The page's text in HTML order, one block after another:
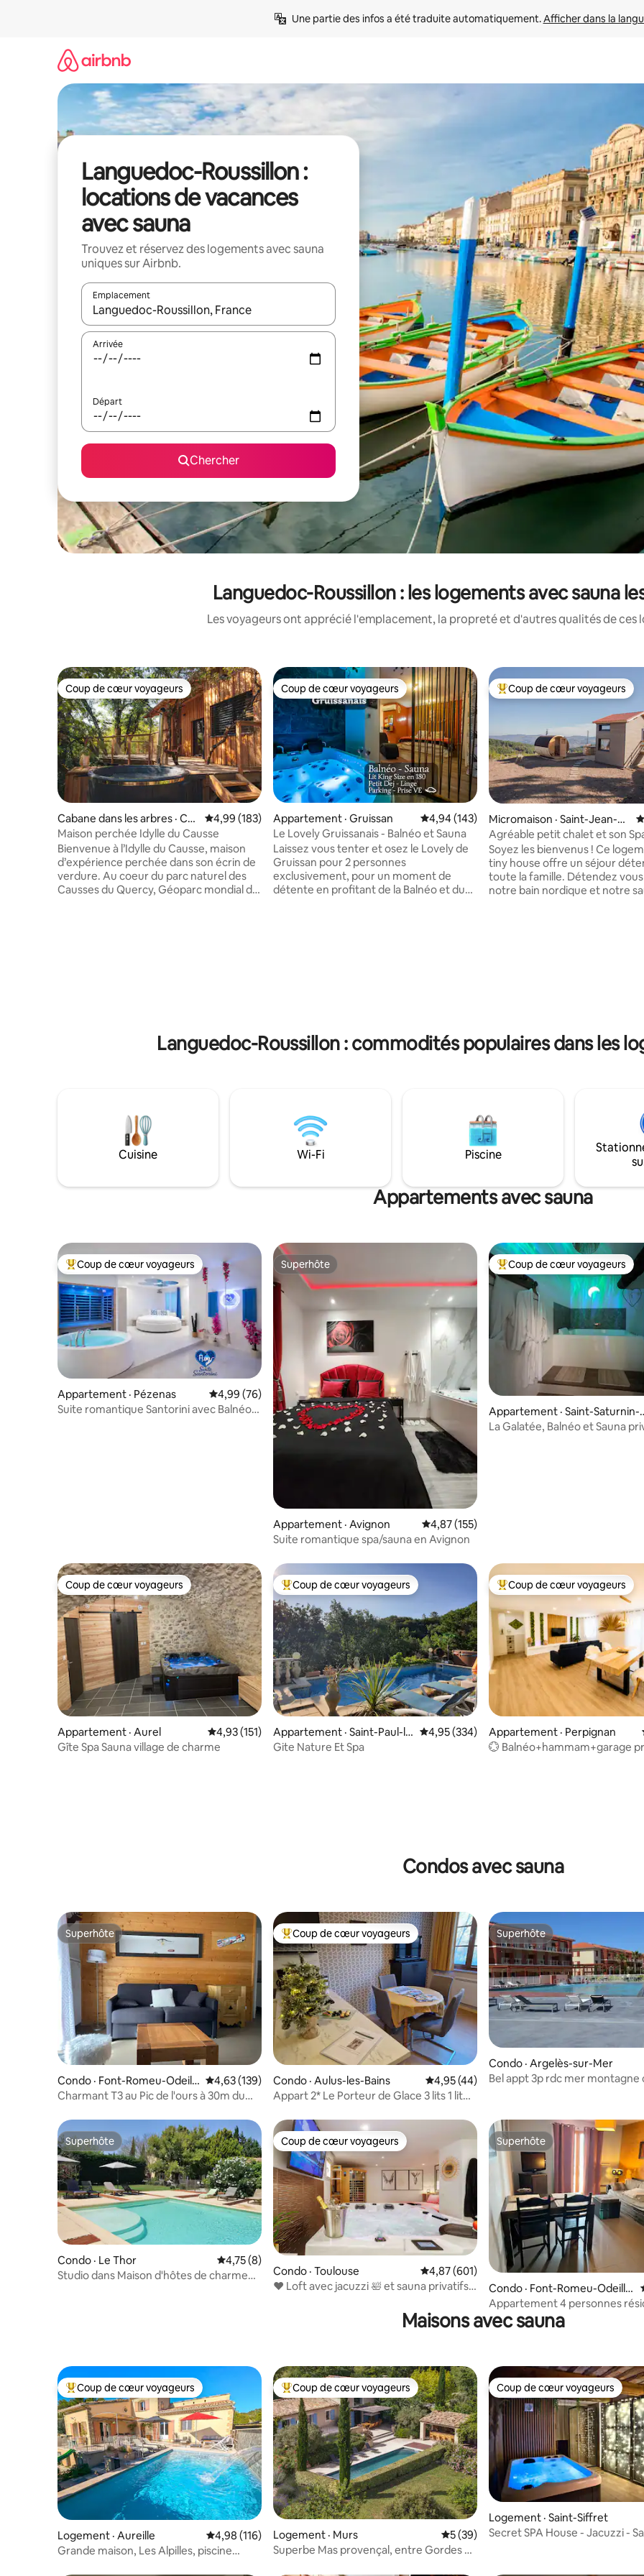
Une partie des infos a été traduite automatiquement. Afficher dans la
Languedoc-Roussillon :
locations de vacances
avec sauna
Trouvez et réservez des logements avec sauna
uniques sur Airbnb.
Emplacement
Quand les résultats sont affichés, parcourez-les en utilisant les flèches vers le haut et vers le bas, ou en appuyant
Arrivée
Départ
Chercher
Languedoc-Roussillon : les logements avec sauna
Les voyageurs ont apprécié l'emplacement, la propreté et d'autres qualités de ces
Coup de cœur voyageurs
Coup de cœur voyageurs
Cabane dans les arbres · Cé
nevières
Note moyenne de 4,99 sur 5, 183 commentaires
4,99 (183)
Maison perchée Idylle du Causse
Bienvenue à l’Idylle du Causse, maison
d’expérience perchée dans son écrin de
verdure. Au coeur du parc naturel des
Causses du Quercy, Géoparc mondial de
Coup de cœur voyageurs
Coup de cœur voyageurs
Appartement · Gruissan Note moyenne de 4,94 sur 5, 143
4,94 (143)
Le Lovely Gruissanais - Balnéo et Sauna
Laissez vous tenter et osez le Lovely de
Gruissan pour 2 personnes
exclusivement, pour un moment de
détente en profitant de la Balnéo et du
Coup de cœur voyageurs
Coup de cœur voyageurs
Micromaison · Saint-Jean-Ro
ure
Agréable petit chalet et son
magnifique
Soyez les bienvenus ! Ce
tiny house offre un séjour détente pour
toute la famille. Détendez
notre bain nordique et notre
Languedoc-Roussillon : commodités populaires dans les
Cuisine Wi-Fi Piscine
Appartements avec sauna
Coup de cœur voyageurs parmi les plus aimés
Coup de cœur voyageurs
Appartement · Pézenas Note moyenne de 4,99 sur 5, 76 commentaires
4,99 (76)
Suite romantique Santorini avec Balnéo
Superhôte
Superhôte
Appartement · Avignon Note moyenne de 4,87 sur 5, 155
4,87 (155)
Suite romantique spa/sauna en Avignon
Coup de cœur voyageurs
Coup de cœur voyageurs
Appartement · Saint-Saturnin-l
ès-Avignon
La Galatée, Balnéo et Sauna
Coup de cœur voyageurs
Coup de cœur voyageurs
Appartement · Aurel Note moyenne de 4,93 sur 5, 151 commentaires
4,93 (151)
Gîte Spa Sauna village de charme
Coup de cœur voyageurs parmi les plus aimés
Coup de cœur voyageurs
Appartement · Saint-Paul-la
-Coste
Note moyenne de 4,95 sur 5, 334
4,95 (334)
Gite Nature Et Spa
Coup de cœur voyageurs
Coup de cœur voyageurs
Appartement · Perpignan
💮 Balnéo+hammam+garage
Condos avec sauna
Superhôte
Superhôte
Condo · Font-Romeu-Odeill
o-Via
Note moyenne de 4,63 sur 5, 139 commentaires
4,63 (139)
Charmant T3 au Pic de l'ours à 30m du
Coup de cœur voyageurs parmi les plus aimés
Coup de cœur voyageurs
Condo · Aulus-les-Bains Note moyenne de 4,95 sur 5, 44
4,95 (44)
Appart 2* Le Porteur de Glace 3 lits 1 lit
Superhôte
Superhôte
Condo · Argelès-sur-Mer
Bel appt 3p rdc mer montagne
Superhôte
Superhôte
Condo · Le Thor Note moyenne de 4,75 sur 5, 8 commentaires
4,75 (8)
Studio dans Maison d'hôtes de charme
Coup de cœur voyageurs
Coup de cœur voyageurs
Condo · Toulouse Note moyenne de 4,87 sur 5, 601
4,87 (601)
♥️ Loft avec jacuzzi 🛀 et sauna privatifs
Superhôte
Superhôte
Condo · Font-Romeu-Odeillo
-Via
Appartement 4 personnes
vue montagne
Maisons avec sauna
Coup de cœur voyageurs parmi les plus aimés
Coup de cœur voyageurs
Logement · Aureille Note moyenne de 4,98 sur 5, 116 commentaires
4,98 (116)
Grande maison, Les Alpilles, piscine
Coup de cœur voyageurs parmi les plus aimés
Coup de cœur voyageurs
Logement · Murs Note moyenne de 5 sur 5, 39
5 (39)
Superbe Mas provençal, entre Gordes et
Coup de cœur voyageurs
Coup de cœur voyageurs
Logement · Saint-Siffret
Secret SPA House - Jacuzzi -